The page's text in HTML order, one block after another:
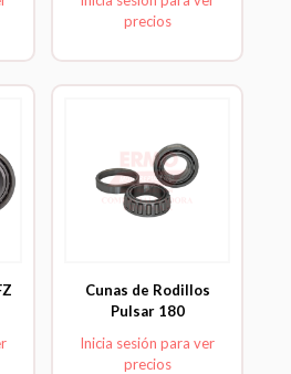
precios
Cunas de Rodillos
Pulsar 180
Inicia sesión para ver
precios